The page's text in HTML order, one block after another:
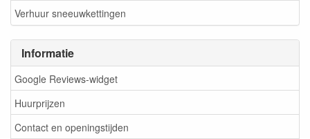
Verhuur sneeuwkettingen
Informatie
Google Reviews-widget
Huurprijzen
Contact en openingstijden